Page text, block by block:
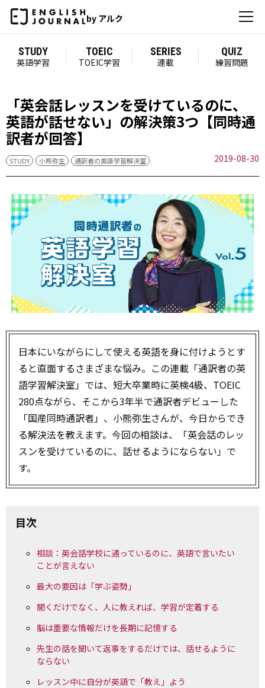
by アルク
STUDY
英語学習
TOEIC
TOEIC学習
SERIES
連載
QUIZ
練習問題
「英会話レッスンを受けているのに、
英語が話せない」の解決策3つ【同時通
訳者が回答】
STUDY 小熊弥生 通訳者の英語学習解決室 2019-08-30
日本にいながらにして使える英語を身に付けようとす
ると直面するさまざまな悩み。この連載「通訳者の英
語学習解決室」では、短大卒業時に英検4級、TOEIC
280点ながら、そこから3年半で通訳者デビューした
「国産同時通訳者」、小熊弥生さんが、今日からでき
る解決法を教えます。今回の相談は、「英会話のレッ
スンを受けているのに、話せるようにならない」で
す。
目次
相談：英会話学校に通っているのに、英語で言いたい
ことが言えない
最大の要因は「学ぶ姿勢」
聞くだけでなく、人に教えれば、学習が定着する
脳は重要な情報だけを長期に記憶する
先生の話を聞いて返事をするだけでは、話せるように
ならない
レッスン中に自分が英語で「教え」よう